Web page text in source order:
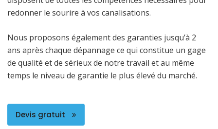
redonner le sourire à vos canalisations.
Nous proposons également des garanties jusqu’à 2
ans après chaque dépannage ce qui constitue un gage
de qualité et de sérieux de notre travail et au même
temps le niveau de garantie le plus élevé du marché.
Devis gratuit